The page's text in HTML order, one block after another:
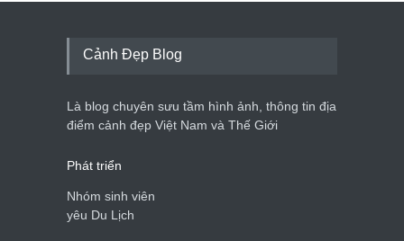
Cảnh Đẹp Blog
Là blog chuyên sưu tầm hình ảnh, thông tin địa
điểm cảnh đẹp Việt Nam và Thế Giới
Phát triển
Nhóm sinh viên
yêu Du Lịch